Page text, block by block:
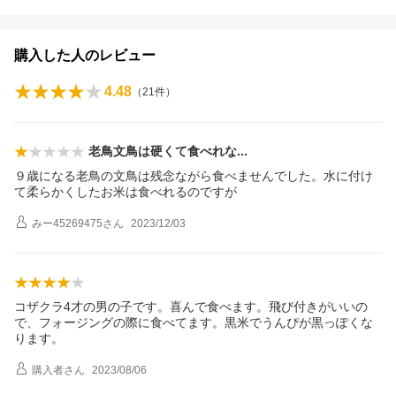
購入した人のレビュー
4.48 （21件）
老鳥文鳥は硬くて食べれな
９歳になる老鳥の文鳥は残念ながら食べませんでした。水に付け
て柔らかくしたお米は食べれるのですが
みー45269475さん 2023/12/03
コザクラ4才の男の子です。喜んで食べます。飛び付きがいいの
で、フォージングの際に食べてます。黒米でうんぴが黒っぽくな
ります。
購入者さん 2023/08/06